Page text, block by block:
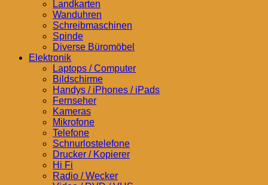
Landkarten
Wanduhren
Schreibmaschinen
Spinde
Diverse Büromöbel
Elektronik
Laptops / Computer
Bildschirme
Handys / iPhones / iPads
Fernseher
Kameras
Mikrofone
Telefone
Schnurlostelefone
Drucker / Kopierer
Hi Fi
Radio / Wecker